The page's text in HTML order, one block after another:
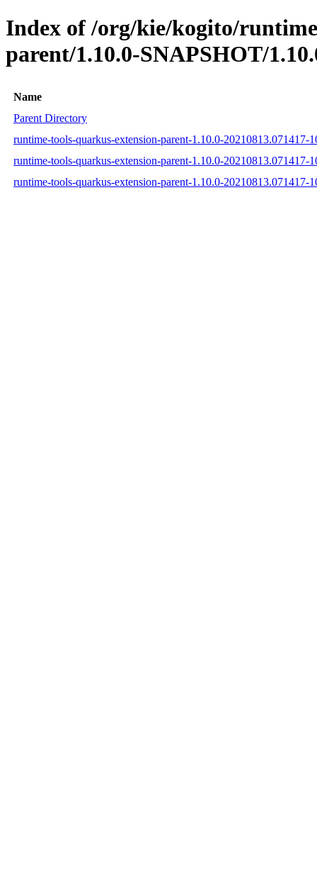
Index of /org/kie/kogito/
parent/1.10.0-SNAPSHOT/
Name
Parent Directory
runtime-tools-quarkus-extension-parent-1.10.0-20210813.071417-
runtime-tools-quarkus-extension-parent-1.10.0-20210813.071417-
runtime-tools-quarkus-extension-parent-1.10.0-20210813.071417-